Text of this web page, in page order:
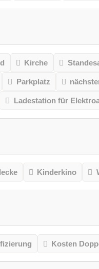
Kirche
Parkplatz
Ladestation für
Kinderkino
Kosten